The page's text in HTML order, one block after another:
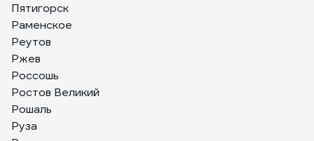
Пятигорск
Раменское
Реутов
Ржев
Россошь
Ростов Великий
Рошаль
Руза